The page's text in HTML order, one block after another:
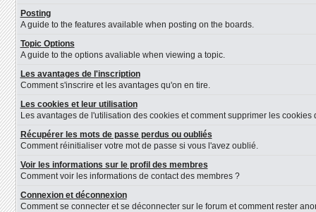
Posting
A guide to the features available when posting on the boards.
Topic Options
A guide to the options avaliable when viewing a topic.
Les avantages de l'inscription
Comment s'inscrire et les avantages qu'on en tire.
Les cookies et leur utilisation
Les avantages de l'utilisation des cookies et comment supprimer les cookies
Récupérer les mots de passe perdus ou oubliés
Comment réinitialiser votre mot de passe si vous l'avez oublié.
Voir les informations sur le profil des membres
Comment voir les informations de contact des membres ?
Connexion et déconnexion
Comment se connecter et se déconnecter sur le forum et comment rester